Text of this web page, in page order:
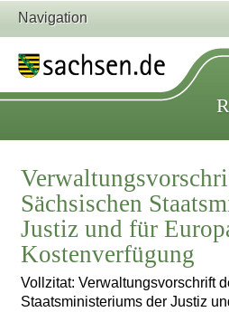
Navigation
Sächsischen
Justiz und für
Kostenverfügung
Vollzitat: Verwaltungsvorschrift
Staatsministeriums der Justiz